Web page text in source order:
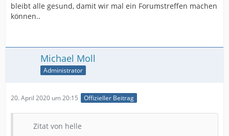
bleibt alle gesund, damit wir mal ein Forumstreffen machen
können..
Michael Moll
Administrator
20. April 2020 um 20:15 Offizieller Beitrag
Zitat von helle